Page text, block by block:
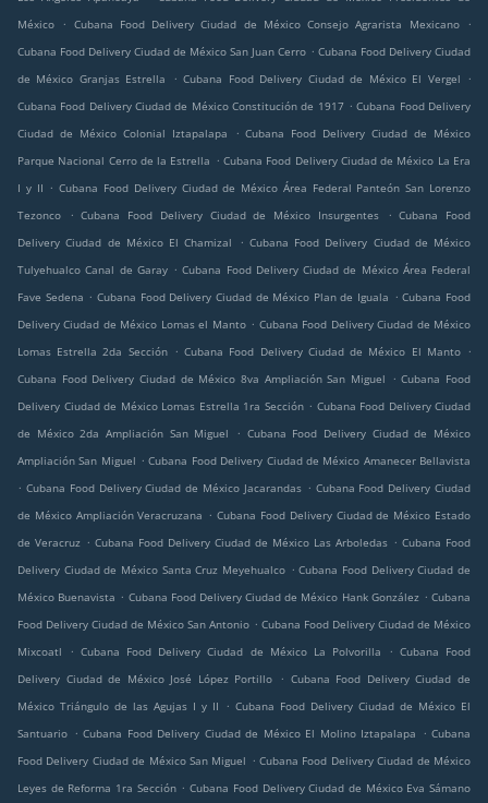
México
. Cubana Food Delivery Ciudad de México Consejo Agrarista Mexicano
.
Cubana Food Delivery Ciudad de México San Juan Cerro . Cubana Food Delivery Ciudad
de México Granjas Estrella
. Cubana Food Delivery Ciudad de México El Vergel
.
Cubana Food Delivery Ciudad de México Constitución de 1917 . Cubana Food Delivery
Ciudad de México Colonial Iztapalapa
. Cubana Food Delivery Ciudad de México
Parque Nacional Cerro de la Estrella . Cubana Food Delivery Ciudad de México La Era
I y II . Cubana Food Delivery Ciudad de México Área Federal Panteón San Lorenzo
Tezonco
. Cubana Food Delivery Ciudad de México Insurgentes . Cubana Food
Delivery Ciudad de México El Chamizal
. Cubana Food Delivery Ciudad de México
Tulyehualco Canal de Garay . Cubana Food Delivery Ciudad de México Área Federal
Fave Sedena . Cubana Food Delivery Ciudad de México Plan de Iguala . Cubana Food
Delivery Ciudad de México Lomas el Manto . Cubana Food Delivery Ciudad de México
Lomas Estrella 2da Sección . Cubana Food Delivery Ciudad de México El Manto .
Cubana Food Delivery Ciudad de México 8va Ampliación San Miguel
. Cubana Food
Delivery Ciudad de México Lomas Estrella 1ra Sección . Cubana Food Delivery Ciudad
de México 2da Ampliación San Miguel
. Cubana Food Delivery Ciudad de México
Ampliación San Miguel . Cubana Food Delivery Ciudad de México Amanecer Bellavista
. Cubana Food Delivery Ciudad de México Jacarandas . Cubana Food Delivery Ciudad
de México Ampliación Veracruzana . Cubana Food Delivery Ciudad de México Estado
de Veracruz . Cubana Food Delivery Ciudad de México Las Arboledas . Cubana Food
Delivery Ciudad de México Santa Cruz Meyehualco . Cubana Food Delivery Ciudad de
México Buenavista . Cubana Food Delivery Ciudad de México Hank González . Cubana
Food Delivery Ciudad de México San Antonio . Cubana Food Delivery Ciudad de México
Mixcoatl
. Cubana Food Delivery Ciudad de México La Polvorilla . Cubana Food
Delivery Ciudad de México José López Portillo
. Cubana Food Delivery Ciudad de
México Triángulo de las Agujas I y II
. Cubana Food Delivery Ciudad de México El
Santuario . Cubana Food Delivery Ciudad de México El Molino Iztapalapa . Cubana
Food Delivery Ciudad de México San Miguel . Cubana Food Delivery Ciudad de México
Leyes de Reforma 1ra Sección . Cubana Food Delivery Ciudad de México Eva Sámano